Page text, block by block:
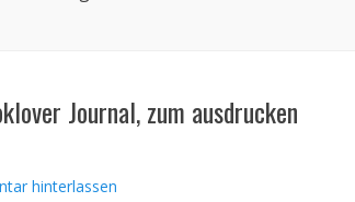
Journal, zum ausdrucken
hinterlassen